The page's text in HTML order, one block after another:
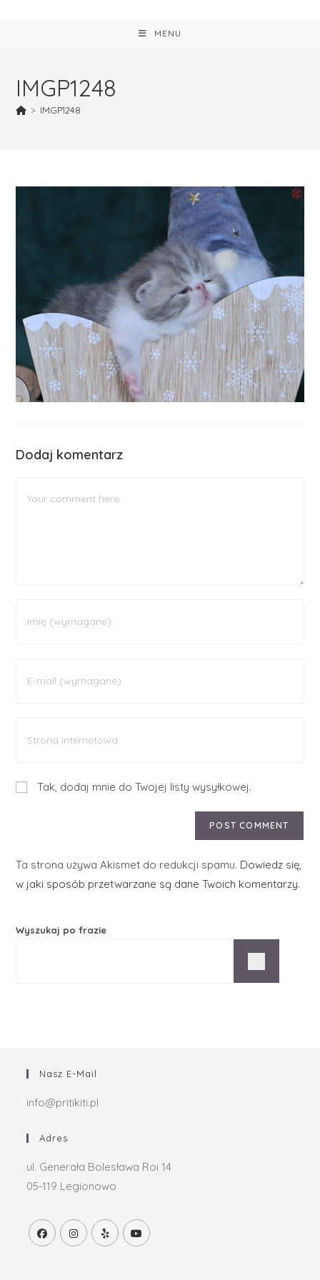
MENU
IMGP1248
> IMGP1248
Dodaj komentarz
Tak, dodaj mnie do Twojej listy wysyłkowej.
Ta strona używa Akismet do redukcji spamu. Dowiedz się,
w jaki sposób przetwarzane są dane Twoich komentarzy.
Wyszukaj po frazie
Nasz E-Mail
info@pritikiti.pl
Adres
ul. Generała Bolesława Roi 14
05-119 Legionowo